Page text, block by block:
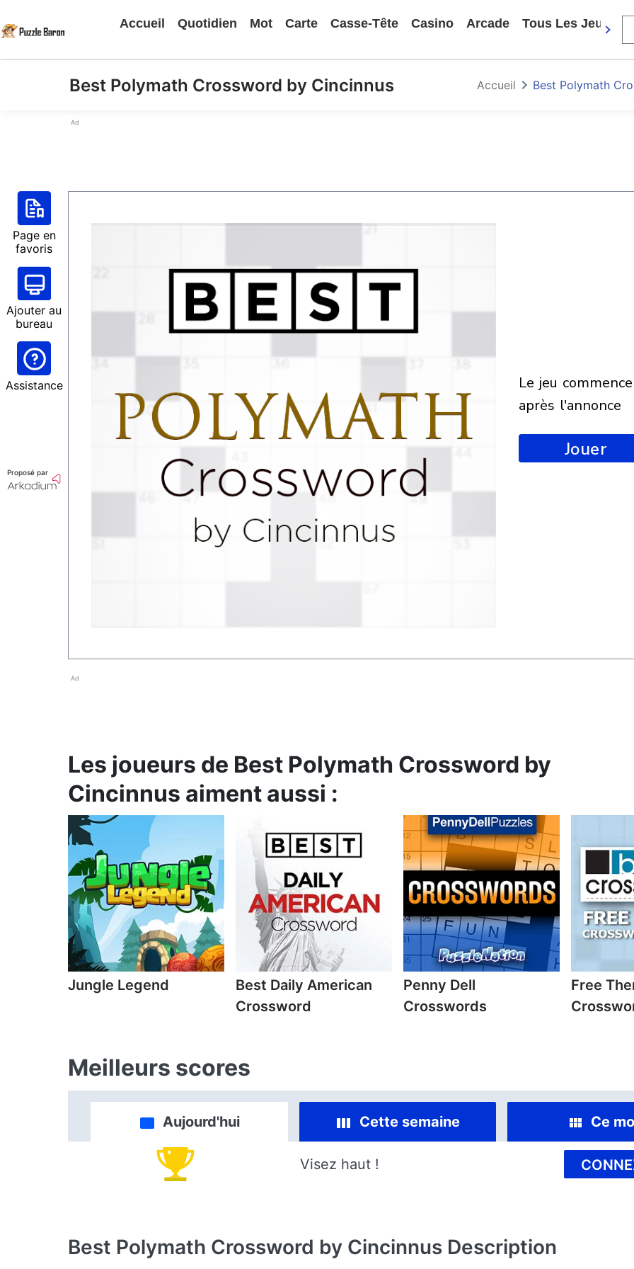
Accueil Quotidien Mot Carte Casse-Tête Casino Arcade Tous Les Jeux
Best Polymath Crossword by Cincinnus Accueil Best Polymath
Ad
Page en
favoris
Ajouter au
bureau
Assistance
Proposé par
le jeu commencera
après l'annonce
Jouer
Ad
Les joueurs de Best Polymath Crossword by
Cincinnus aiment aussi :
Jungle Legend
Best Daily American
Crossword
Penny Dell
Crosswords
Free
Meilleurs scores
Aujourd'hui Cette semaine Ce
Visez haut !
Best Polymath Crossword by Cincinnus Description